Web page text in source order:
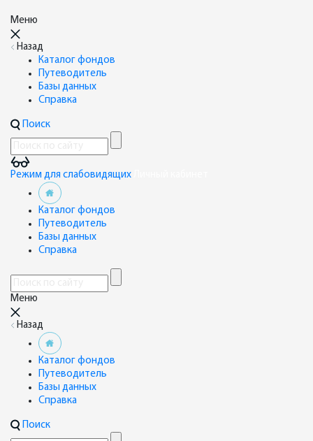
Меню
Назад
Каталог фондов
Путеводитель
Базы данных
Справка
Поиск
Режим для слабовидящих
Каталог фондов
Путеводитель
Базы данных
Справка
Меню
Назад
Каталог фондов
Путеводитель
Базы данных
Справка
Поиск